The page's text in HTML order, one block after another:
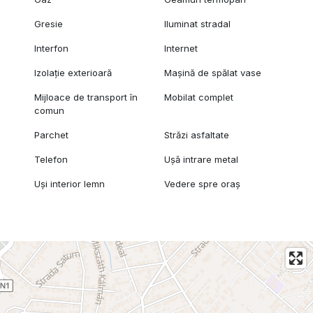
Gresie Iluminat stradal
Interfon Internet
Izolație exterioară Mașină de spălat vase
Mijloace de transport în
comun
Mobilat complet
Parchet Străzi asfaltate
Telefon Ușă intrare metal
Uși interior lemn Vedere spre oraș